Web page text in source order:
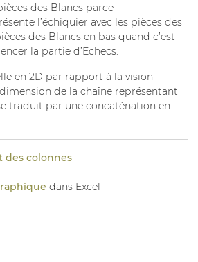
des Blancs parce
l’échiquier avec les pièces des
des Blancs en bas quand c’est
la partie d’Echecs.
en 2D par rapport à la vision
de la chaîne représentant
traduit par une concaténation en
des colonnes
dans Excel